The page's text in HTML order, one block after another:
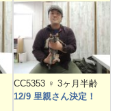
CC5353 ♀ 3ヶ月半齢
12/9 里親さん決定！